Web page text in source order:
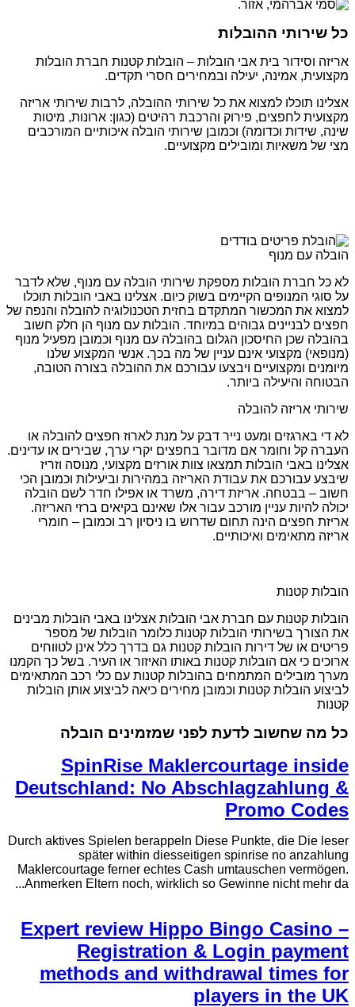
כל שירותי ההובלות
אריזה וסידור בית אבי הובלות – הובלות קטנות חברת הובלות
מקצועית, אמינה, יעילה ובמחירים חסרי תקדים.
אצלינו תוכלו למצוא את כל שירותי ההובלה, לרבות שירותי אריזה
מקצועית לחפצים, פירוק והרכבת רהיטים (כגון: ארונות, מיטות
שינה, שידות וכדומה) וכמובן שירותי הובלה איכותיים המורכבים
מצי של משאיות ומובילים מקצועיים.
הובלה עם מנוף
לא כל חברת הובלות מספקת שירותי הובלה עם מנוף, שלא לדבר
על סוגי המנופים הקיימים בשוק כיום. אצלינו באבי הובלות תוכלו
למצוא את המכשור המתקדם בחזית הטכנולוגיה להובלה והנפה של
חפצים לבניינים גבוהים במיוחד. הובלות עם מנוף הן חלק חשוב
בהובלה שכן החיסכון הגלום בהובלה עם מנוף וכמובן מפעיל מנוף
(מנופאי) מקצועי אינם עניין של מה בכך. אנשי המקצוע שלנו
מיומנים ומקצועיים ויבצעו עבורכם את ההובלה בצורה הטובה,
הבטוחה והיעילה ביותר.
שירותי אריזה להובלה
לא די בארגזים ומעט נייר דבק על מנת לארוז חפצים להובלה או
העברה קל וחומר אם מדובר בחפצים יקרי ערך, שבירים או עדינים.
אצלינו באבי הובלות תמצאו צוות אורזים מקצועי, מנוסה וזריז
שיבצע עבורכם את עבודת האריזה במהירות וביעילות וכמובן הכי
חשוב – בבטחה. אריזת דירה, משרד או אפילו חדר לשם הובלה
יכולה להיות עניין מורכב עבור אלו שאינם בקיאים ברזי האריזה.
אריזת חפצים הינה תחום שדרוש בו ניסיון רב וכמובן – חומרי
אריזה מתאימים ואיכותיים.
הובלות קטנות
הובלות קטנות עם חברת אבי הובלות אצלינו באבי הובלות מבינים
את הצורך בשירותי הובלות קטנות כלומר הובלות של מספר
פריטים או של דירות הובלות קטנות גם בדרך כלל אינן לטווחים
ארוכים כי אם הובלות קטנות באותו האיזור או העיר. בשל כך הקמנו
מערך מובילים המתמחים בהובלות קטנות עם כלי רכב המתאימים
לביצוע הובלות קטנות וכמובן מחירים כיאה לביצוע אותן הובלות
קטנות
כל מה שחשוב לדעת לפני שמזמינים הובלה
SpinRise Maklercourtage inside
Deutschland: No Abschlagzahlung &
Promo Codes
Durch aktives Spielen berappeln Diese Punkte, die Die leser
später within diesseitigen spinrise no anzahlung
Maklercourtage ferner echtes Cash umtauschen vermögen.
Anmerken Eltern noch, wirklich so Gewinne nicht mehr da...
Expert review Hippo Bingo Casino –
Registration & Login payment
methods and withdrawal times for
players in the UK